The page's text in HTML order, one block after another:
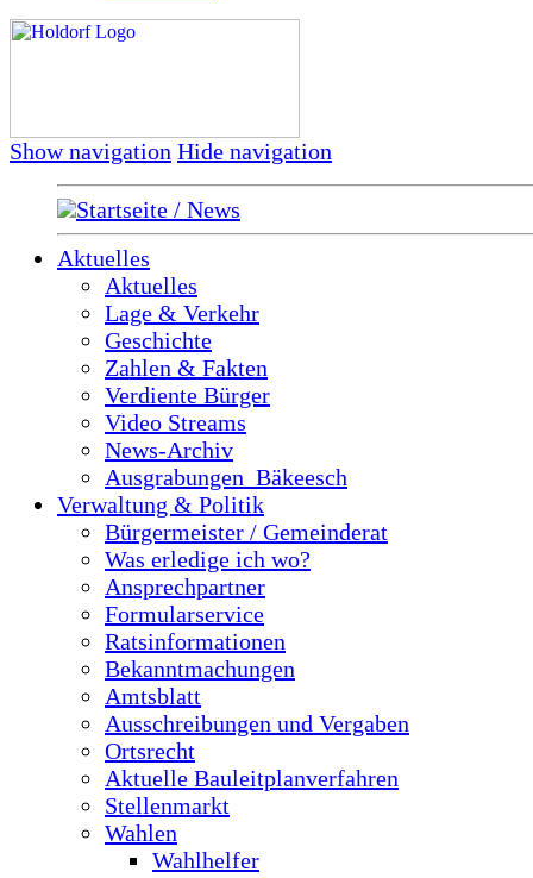
Show navigation Hide navigation
Startseite / News
Aktuelles
Aktuelles
Lage & Verkehr
Geschichte
Zahlen & Fakten
Verdiente Bürger
Video Streams
News-Archiv
Ausgrabungen_Bäkeesch
Verwaltung & Politik
Bürgermeister / Gemeinderat
Was erledige ich wo?
Ansprechpartner
Formularservice
Ratsinformationen
Bekanntmachungen
Amtsblatt
Ausschreibungen und Vergaben
Ortsrecht
Aktuelle Bauleitplanverfahren
Stellenmarkt
Wahlen
Wahlhelfer